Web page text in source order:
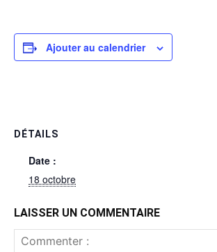
Ajouter au calendrier
DÉTAILS
Date :
18 octobre
LAISSER UN COMMENTAIRE